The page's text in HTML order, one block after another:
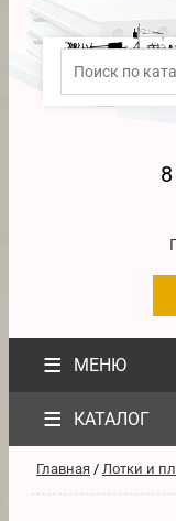
≡ МЕНЮ
≡ КАТАЛОГ
Главная / Лотки и